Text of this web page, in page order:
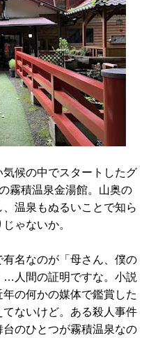
候の中でスタートしたグ
霧積温泉金湯館。山奥の
温泉もぬるいことで知ら
ゃないか。
名なのが「母さん、僕の
…人間の証明ですな。小説
の何かの媒体で鑑賞した
ないけど。ある殺人事件
のひとつが霧積温泉なの